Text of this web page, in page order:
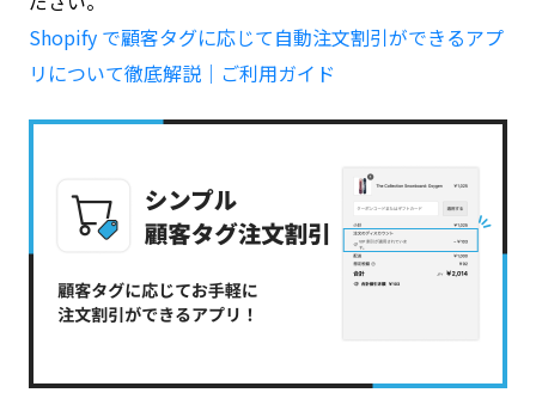
Shopify で顧客タグに応じて自動注文割引ができるアプ
リについて徹底解説｜ご利用ガイド